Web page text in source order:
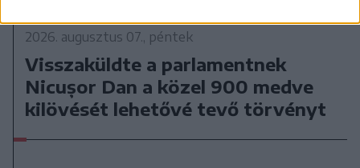
2026. augusztus 07., péntek
Visszaküldte a parlamentnek
Nicușor Dan a közel 900 medve
kilövését lehetővé tevő törvényt